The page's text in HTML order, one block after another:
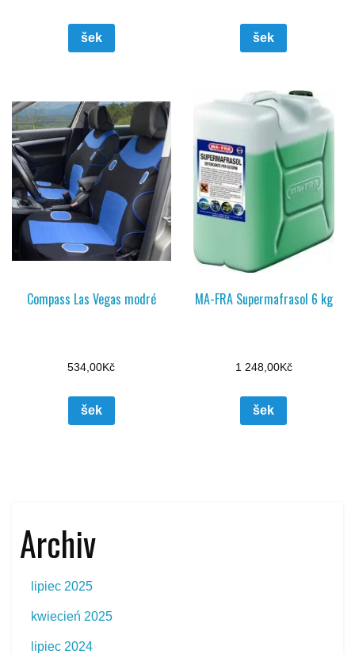
šek šek
Compass Las Vegas modré
534,00Kč
šek
MA-FRA Supermafrasol 6 kg
1 248,00Kč
šek
Archiv
lipiec 2025
kwiecień 2025
lipiec 2024